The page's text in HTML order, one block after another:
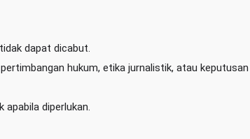
dapat dicabut.
hukum, etika jurnalistik, atau keputusan
diperlukan.